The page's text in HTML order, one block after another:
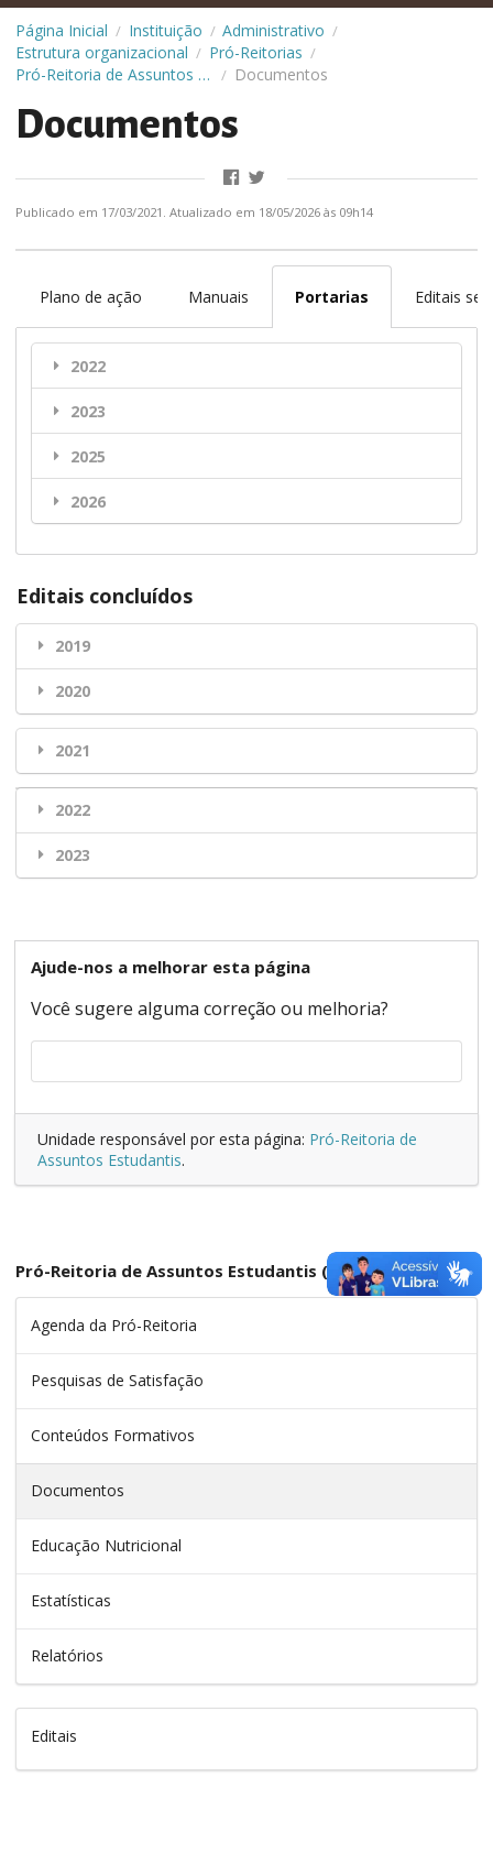
Página Inicial / Instituição / Administrativo /
Estrutura organizacional / Pró-Reitorias /
Pró-Reitoria de Assuntos Estudantis (Prae) / Documentos
Documentos
Publicado em 17/03/2021. Atualizado em 18/05/2026 às 09h14
Plano de ação Manuais Portarias Editais
2022
2023
2025
2026
Editais concluídos
2019
2020
2021
2022
2023
Ajude-nos a melhorar esta página
Você sugere alguma correção ou melhoria?
Unidade responsável por esta página: Pró-Reitoria de
Assuntos Estudantis.
Pró-Reitoria de Assuntos Estudantis (Prae)
Agenda da Pró-Reitoria
Pesquisas de Satisfação
Conteúdos Formativos
Documentos
Educação Nutricional
Estatísticas
Relatórios
Editais